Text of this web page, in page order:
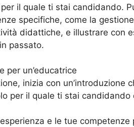
il quale ti stai candidando.
specifiche, come la
didattiche, e illustrare con
passato.
per un’educatrice
inizia con un’introduzione
per il quale ti stai candidando
e le tue